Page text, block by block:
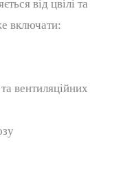
від цвілі та
включати:
вентиляційних